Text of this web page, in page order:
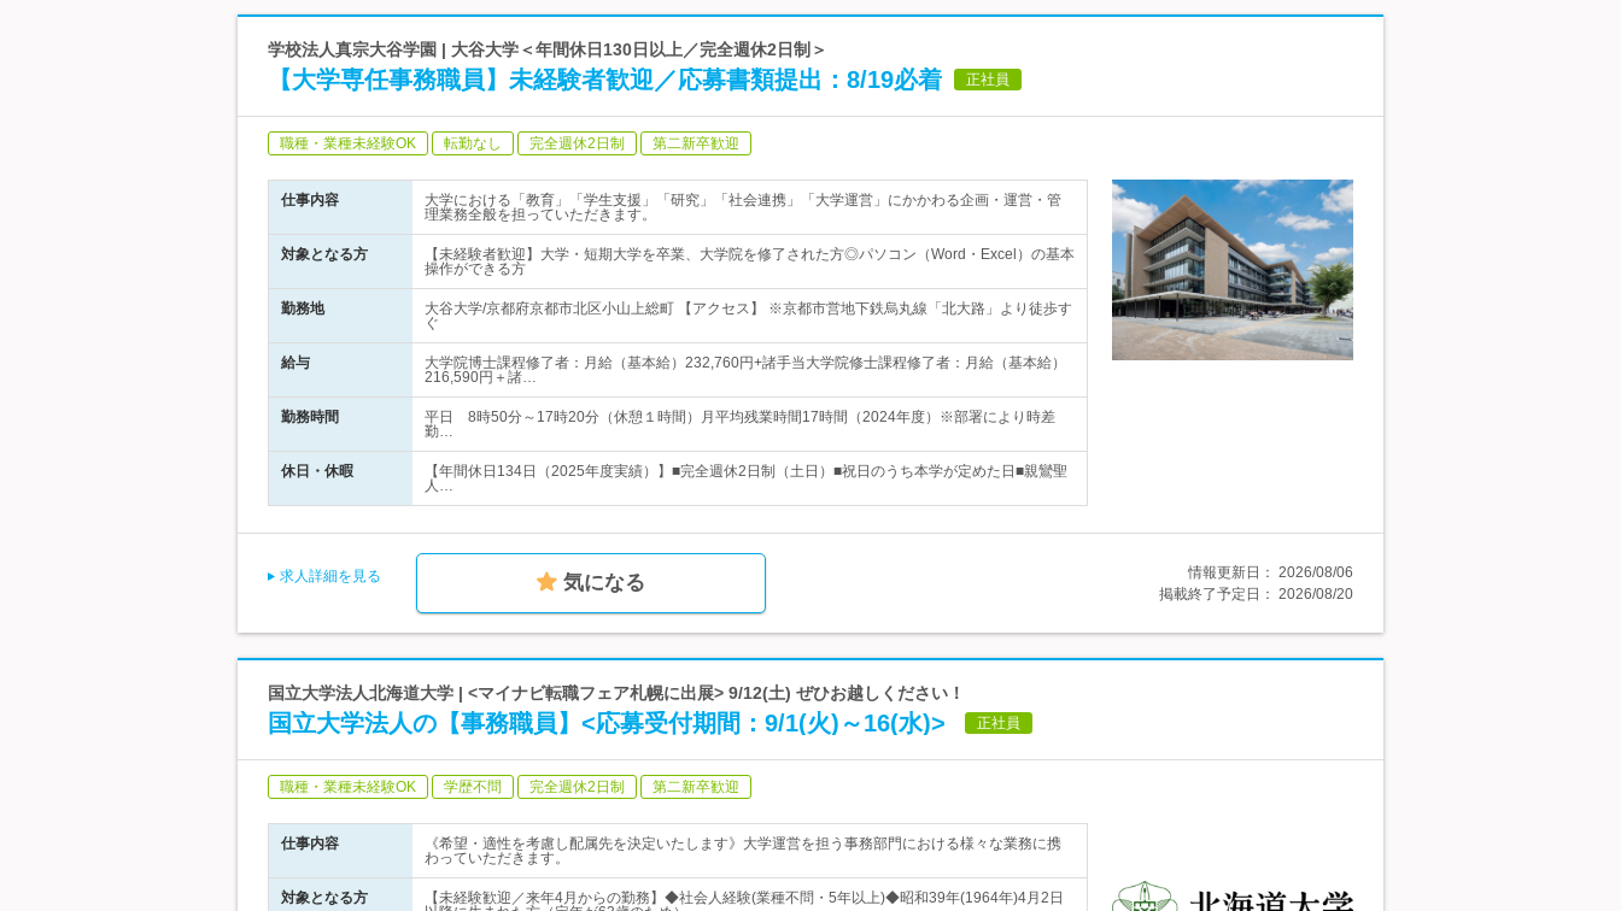
学校法人真宗大谷学園 | 大谷大学＜年間休日130日以上／完全週休2日制＞
【大学専任事務職員】未経験者歓迎／応募書類提出：8/19必着 正社員
職種・業種未経験OK 転勤なし 完全週休2日制 第二新卒歓迎
仕事内容
大学における「教育」「学生支援」「研究」「社会連携」「大学運営」にかかわる企画・運営・管
理業務全般を担っていただきます。
対象となる方
【未経験者歓迎】大学・短期大学を卒業、大学院を修了された方◎パソコン（Word・Excel）の基本
操作ができる方
勤務地
大谷大学/京都府京都市北区小山上総町 【アクセス】 ※京都市営地下鉄烏丸線「北大路」より徒歩す
ぐ
給与
大学院博士課程修了者：月給（基本給）232,760円+諸手当大学院修士課程修了者：月給（基本給）
216,590円＋諸…
勤務時間
平日 8時50分～17時20分（休憩１時間）月平均残業時間17時間（2024年度）※部署により時差
勤…
休日・休暇
【年間休日134日（2025年度実績）】■完全週休2日制（土日）■祝日のうち本学が定めた日■親鸞聖
人…
求人詳細を見る 気になる 情報更新日： 2026/08/06
掲載終了予定日： 2026/08/20
国立大学法人北海道大学 | <マイナビ転職フェア札幌に出展> 9/12(土) ぜひお越しください！
国立大学法人の【事務職員】<応募受付期間：9/1(火)～16(水)> 正社員
職種・業種未経験OK 学歴不問 完全週休2日制 第二新卒歓迎
仕事内容
《希望・適性を考慮し配属先を決定いたします》大学運営を担う事務部門における様々な業務に携
わっていただきます。
対象となる方
【未経験歓迎／来年4月からの勤務】◆社会人経験(業種不問・5年以上)◆昭和39年(1964年)4月2日